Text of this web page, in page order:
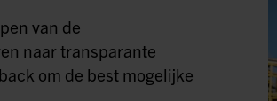
van de
naar transparante
om de best mogelijke